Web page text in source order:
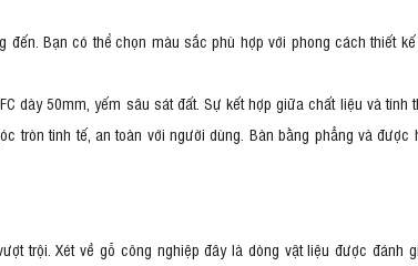
Bạn có thể chọn màu sắc phù hợp với phong cách thiết
dày 50mm, yếm sâu sát đất. Sự kết hợp giữa chất liệu và tính
tròn tinh tế, an toàn với người dùng. Bàn bằng phẳng và
trội. Xét về gỗ công nghiệp đây là dòng vật liệu được đánh